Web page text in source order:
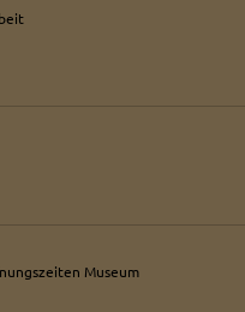
z.B. Google Maps
Museum